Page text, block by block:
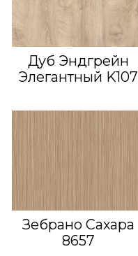
Дуб Эндгрейн
Элегантный K107
Зебрано Сахара
8657